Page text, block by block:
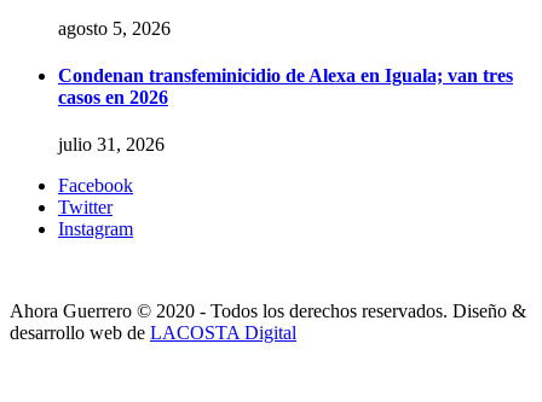
agosto 5, 2026
Condenan transfeminicidio de Alexa en Iguala; van tres
casos en 2026
julio 31, 2026
Facebook
Twitter
Instagram
Ahora Guerrero © 2020 - Todos los derechos reservados. Diseño &
desarrollo web de LACOSTA Digital